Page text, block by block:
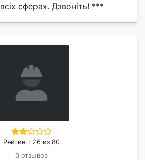
сферах. Дзвоніть! ***
Рейтинг: 26 из 80
0 отзывов